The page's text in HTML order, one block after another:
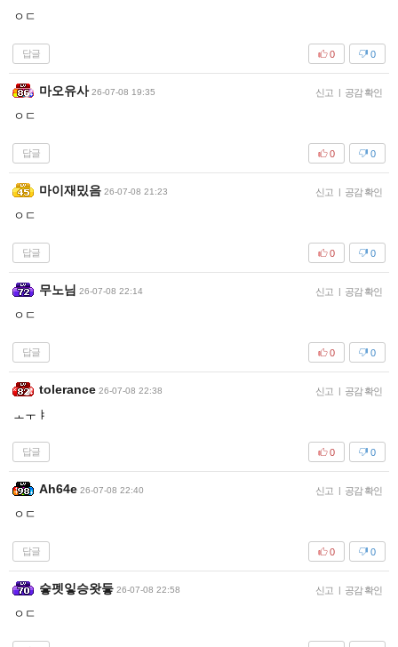
ㅇㄷ
답글 0
0
마오유사 26-07-08 19:35 신고 | 공감 확인
ㅇㄷ
답글 0
0
마이재밌음 26-07-08 21:23 신고 | 공감 확인
ㅇㄷ
답글 0
0
무노님 26-07-08 22:14 신고 | 공감 확인
ㅇㄷ
답글 0
0
tolerance 26-07-08 22:38 신고 | 공감 확인
ㅗㅜㅑ
답글 0
0
Ah64e 26-07-08 22:40 신고 | 공감 확인
ㅇㄷ
답글 0
0
슿펫잏승왓듷 26-07-08 22:58 신고 | 공감 확인
ㅇㄷ